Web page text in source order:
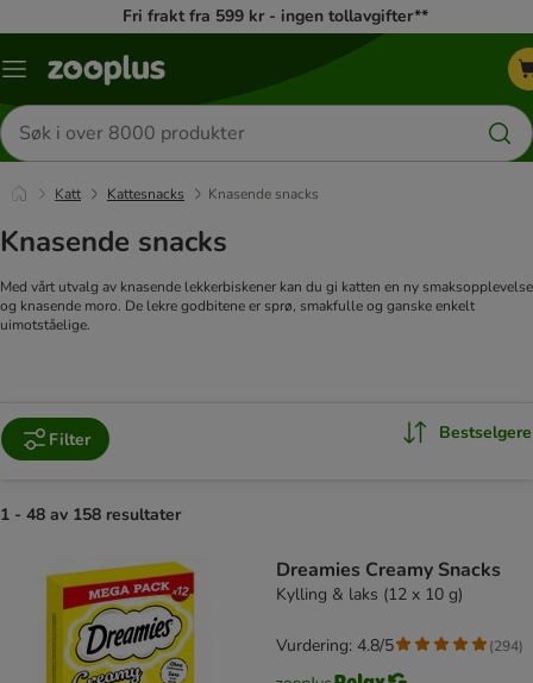
Fri frakt fra 599 kr - ingen tollavgifter**
Katalogmeny
Søk
etter
produkter
Katt Kattesnacks Knasende snacks
Knasende snacks
Med vårt utvalg av knasende lekkerbiskener kan du gi katten en ny smaksopplevelse
og knasende moro. De lekre godbitene er sprø, smakfulle og ganske enkelt
uimotståelige.
Filter Bestselgere
1 - 48 av 158 resultater
Dreamies Creamy Snacks
Kylling & laks (12 x 10 g)
Vurdering: 4.8/5 (294)